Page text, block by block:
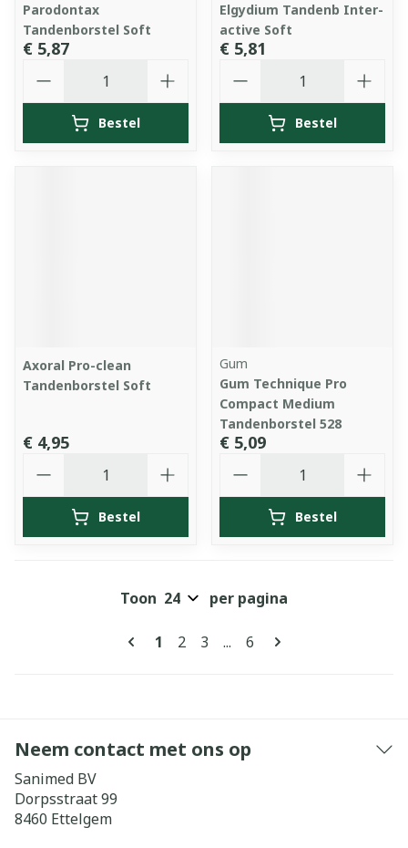
Parodontax
Tandenborstel Soft
€ 5,87
Bestel
Elgydium Tandenb Inter-
active Soft
€ 5,81
Bestel
Axoral Pro-clean
Tandenborstel Soft
€ 4,95
Bestel
Gum
Gum Technique Pro
Compact Medium
Tandenborstel 528
€ 5,09
Bestel
Pagina's
U lees momenteel pagina
1 Pagina
2 Pagina
3 ... Pagina
6
Toon per pagina
Neem contact met ons op
Sanimed BV
Dorpsstraat 99
8460 Ettelgem